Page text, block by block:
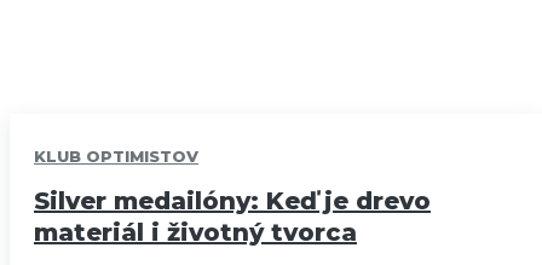
KLUB OPTIMISTOV
Silver medailóny: Keď je drevo
materiál i životný tvorca